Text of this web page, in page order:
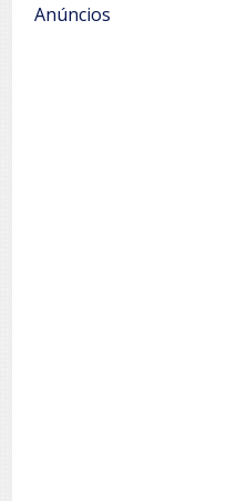
Anúncios